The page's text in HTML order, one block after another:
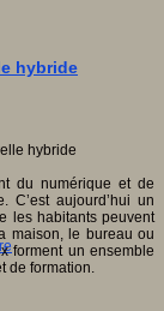
hybride
du numérique et de
C’est aujourd’hui un
les habitants peuvent
maison, le bureau ou
forment un ensemble
de formation.